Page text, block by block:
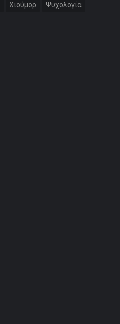
Χιούμορ Ψυχολογία